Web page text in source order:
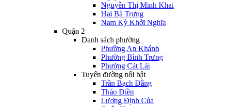
Nguyễn Thị Minh Khai
Hai Bà Trưng
Nam Kỳ Khởi Nghĩa
Quận 2
Danh sách phường
Phường An Khánh
Phường Bình Trưng
Phường Cát Lái
Tuyến đường nổi bật
Trần Bạch Đằng
Thảo Điền
Lương Định Của